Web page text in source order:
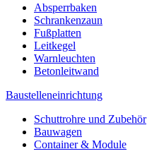
Absperrbaken
Schrankenzaun
Fußplatten
Leitkegel
Warnleuchten
Betonleitwand
Baustelleneinrichtung
Schuttrohre und Zubehör
Bauwagen
Container & Module